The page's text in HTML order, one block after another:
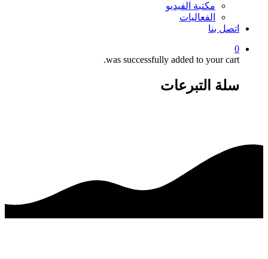
مكتبة الفيديو
الفعاليات
اتصل بنا
0
was successfully added to your cart.
سلة التبرعات